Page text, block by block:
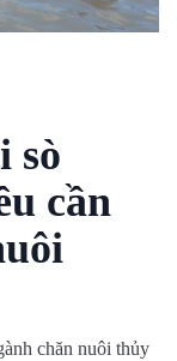
sò
cần
chăn nuôi thủy